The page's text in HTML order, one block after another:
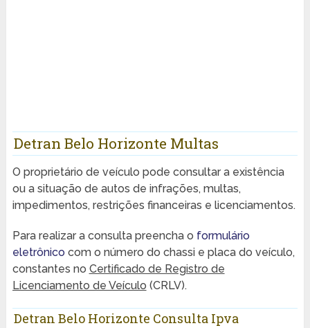
Detran Belo Horizonte Multas
O proprietário de veículo pode consultar a existência
ou a situação de autos de infrações, multas,
impedimentos, restrições financeiras e licenciamentos.
Para realizar a consulta preencha o formulário
eletrônico com o número do chassi e placa do veículo,
constantes no Certificado de Registro de
Licenciamento de Veículo (CRLV).
Detran Belo Horizonte Consulta Ipva